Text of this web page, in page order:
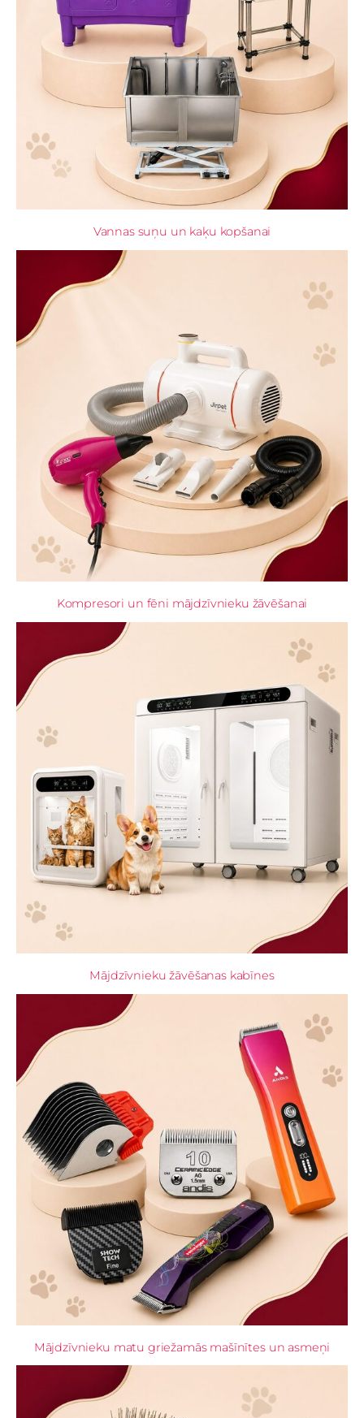
Vannas suņu un kaķu kopšanai
Kompresori un fēni mājdzīvnieku žāvēšanai
Mājdzīvnieku žāvēšanas kabīnes
Mājdzīvnieku matu griežamās mašīnītes un asmeņi